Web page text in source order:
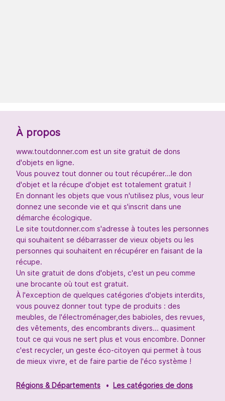
À propos
www.toutdonner.com est un site gratuit de dons
d'objets en ligne.
Vous pouvez tout donner ou tout récupérer...le don
d'objet et la récupe d'objet est totalement gratuit !
En donnant les objets que vous n'utilisez plus, vous leur
donnez une seconde vie et qui s'inscrit dans une
démarche écologique.
Le site toutdonner.com s'adresse à toutes les personnes
qui souhaitent se débarrasser de vieux objets ou les
personnes qui souhaitent en récupérer en faisant de la
récupe.
Un site gratuit de dons d'objets, c'est un peu comme
une brocante où tout est gratuit.
À l'exception de quelques catégories d'objets interdits,
vous pouvez donner tout type de produits : des
meubles, de l'électroménager,des babioles, des revues,
des vêtements, des encombrants divers... quasiment
tout ce qui vous ne sert plus et vous encombre. Donner
c'est recycler, un geste éco-citoyen qui permet à tous
de mieux vivre, et de faire partie de l'éco système !
Régions & Départements Les catégories de dons